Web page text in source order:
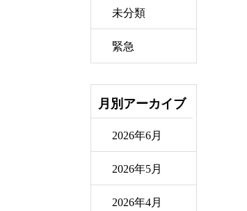
未分類
緊急
月別アーカイブ
2026年6月
2026年5月
2026年4月